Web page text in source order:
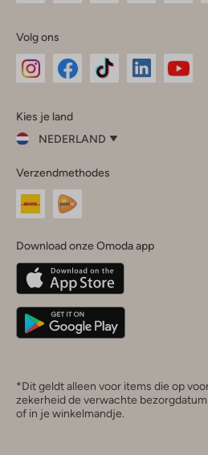
Volg ons
InstagramFacebook
Kies je land
NEDERLAND
je
land
Nederland
Belgique(Français)
Deutschland
Verzendmethodes
Download onze Omoda app
*Dit geldt alleen voor items die op
zekerheid de verwachte
of in je winkelmandje.